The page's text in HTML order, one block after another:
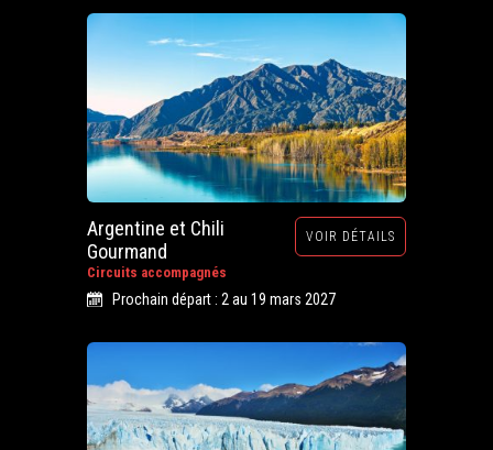
Argentine et Chili
Gourmand
Circuits accompagnés
VOIR DÉTAILS
Prochain départ : 2 au 19 mars 2027